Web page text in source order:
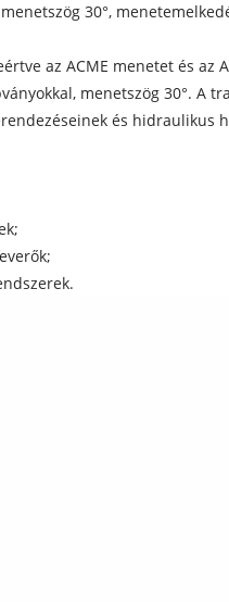
30°,
az ACME menetet és az
menetszög 30°.
és